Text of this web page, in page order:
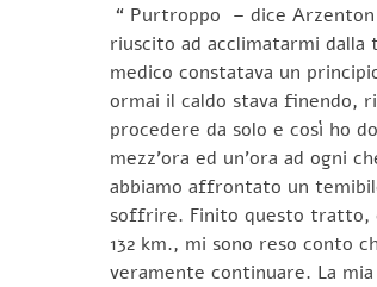
“ Purtroppo – dice Arzenton
riuscito ad acclimatarmi dalla
medico constatava un
ormai il caldo stava finendo,
procedere da solo e così ho
mezz’ora ed un’ora ad ogni
abbiamo affrontato un
soffrire. Finito questo tratto,
132 km., mi sono reso conto
veramente continuare. La